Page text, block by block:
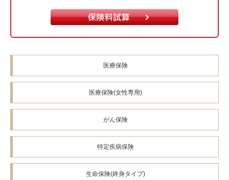
必要であり、保険の引き受けにあたっては、保険会社の承諾が必
要になります。
るものではありません。
当サイトでご案内している各保険商品の保険料・解約返戻金（解
契約年齢は、満年齢方式と保険年齢方式があり、保険会社によっ
て使用している方式が異なります。詳しくは各保険商品のパンフ
各保険商品の詳細につきましては、「パンフレット」「重要事項
款」などをご確認ください。
比較表示の対象としたすべての保険商品について、お客さまが
「契約概要」を入手したいと希望したときに、その要望のあった
医療保険
医療保険(女性専用)
がん保険
特定疾病保険
生命保険(終身タイプ)